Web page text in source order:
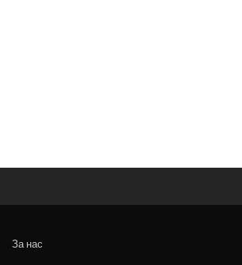
За нас